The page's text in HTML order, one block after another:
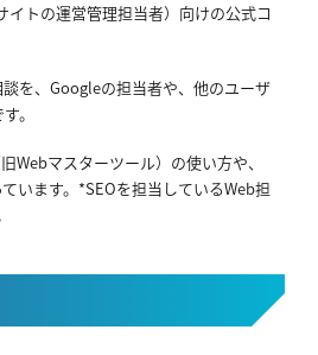
イトの運営管理担当者）向けの公式コ
を、Googleの担当者や、他のユーザ
。
Webマスターツール）の使い方や、
います。*SEOを担当しているWeb担